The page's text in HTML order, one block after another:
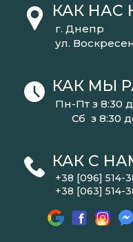
КАК НАС
г. Днепр
ул.
КАК МЫ
Пн-Пт з 8:30
Сб з 8:30
КАК С
+38 [096] 514-
+38 [063] 514-